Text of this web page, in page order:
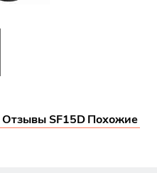
Отзывы SF15DПохожие